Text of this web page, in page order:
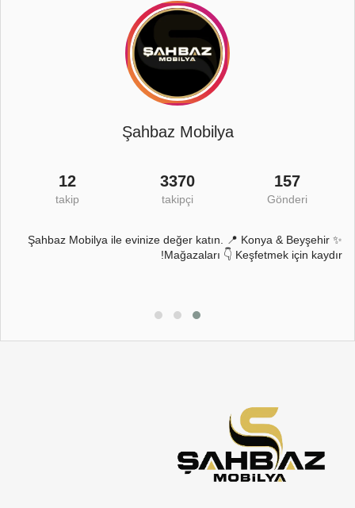
Şahbaz Mobilya
157
Gönderi
3370
takipçi
12
takip
✨ Şahbaz Mobilya ile evinize değer katın. 📍 Konya & Beyşehir
Mağazaları 👇 Keşfetmek için kaydır!